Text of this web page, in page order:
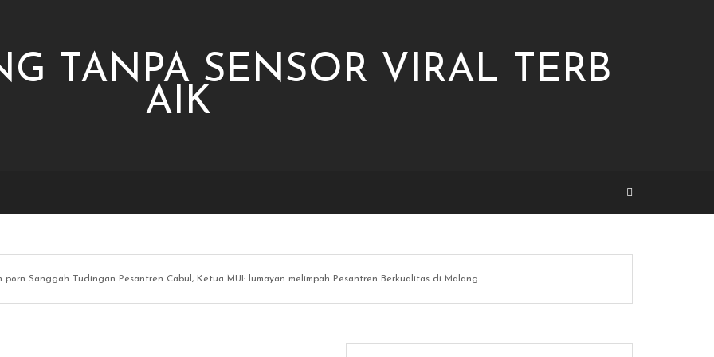
TANPA SENSOR VIRAL TERB
AIK
porn Sanggah Tudingan Pesantren Cabul, Ketua MUI: lumayan melimpah Pesantren Berkualitas di Malang